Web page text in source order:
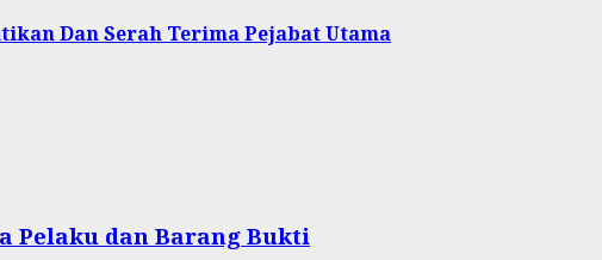
Dan Serah Terima Pejabat Utama
Pelaku dan Barang Bukti